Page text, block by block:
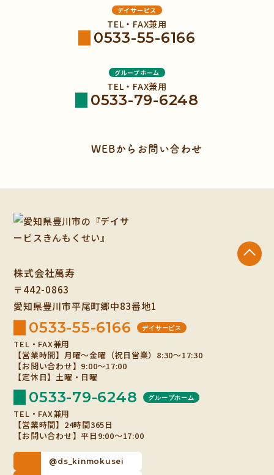
デイサービス
TEL・FAX兼用
0533-55-6166
グループホーム
TEL・FAX兼用
0533-79-6248
WEBからお問い合わせ
株式会社萬寿
〒442-0863
愛知県豊川市平尾町郷中83番地1
0533-55-6166 デイサービス
TEL・FAX兼用
【営業時間】月曜～金曜（祝日営業）8:30～17:30
【お問い合わせ】9:00～17:00
【定休日】土曜・日曜
0533-79-6248 グループホーム
TEL・FAX兼用
【営業時間】24時間365日
【お問い合わせ】平日9:00～17:00
@ds_kinmokusei